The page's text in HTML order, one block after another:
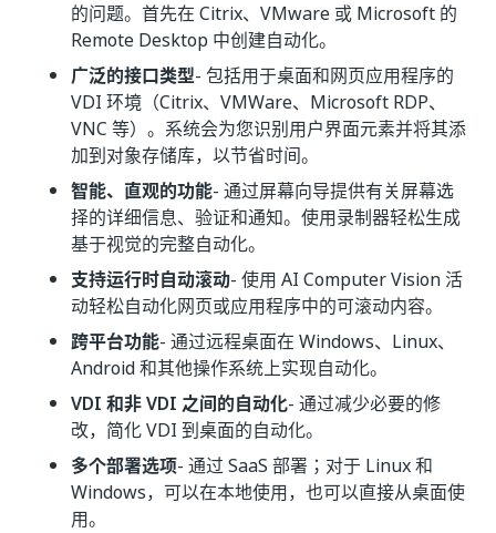
的问题。首先在 Citrix、VMware 或 Microsoft 的
Remote Desktop 中创建自动化。
广泛的接口类型- 包括用于桌面和网页应用程序的
VDI 环境（Citrix、VMWare、Microsoft RDP、
VNC 等）。系统会为您识别用户界面元素并将其添
加到对象存储库，以节省时间。
智能、直观的功能- 通过屏幕向导提供有关屏幕选
择的详细信息、验证和通知。使用录制器轻松生成
基于视觉的完整自动化。
支持运行时自动滚动- 使用 AI Computer Vision 活
动轻松自动化网页或应用程序中的可滚动内容。
跨平台功能- 通过远程桌面在 Windows、Linux、
Android 和其他操作系统上实现自动化。
VDI 和非 VDI 之间的自动化- 通过减少必要的修
改，简化 VDI 到桌面的自动化。
多个部署选项- 通过 SaaS 部署；对于 Linux 和
Windows，可以在本地使用，也可以直接从桌面使
用。